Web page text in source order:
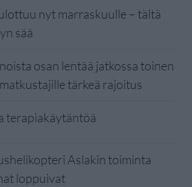
nyt marraskuulle – tältä
sää
osan lentää jatkossa toinen
tärkeä rajoitus
terapiakäytäntöä
Aslakin toiminta
loppuivat